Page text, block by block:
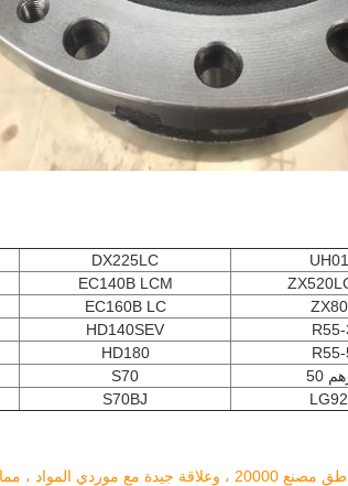
DX225LC
EC140B LCM
EC160B LC
R55-
HD140SEV
HD180
50
S70
S70BJ
أكثر تنافسية وجودة ثابتة.